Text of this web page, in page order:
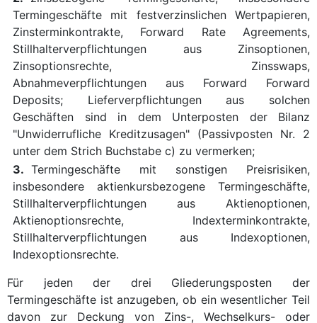
Termingeschäfte mit festverzinslichen Wertpapieren,
Zinsterminkontrakte, Forward Rate Agreements,
Stillhalterverpflichtungen aus Zinsoptionen,
Zinsoptionsrechte, Zinsswaps,
Abnahmeverpflichtungen aus Forward Forward
Deposits; Lieferverpflichtungen aus solchen
Geschäften sind in dem Unterposten der Bilanz
"Unwiderrufliche Kreditzusagen" (Passivposten Nr. 2
unter dem Strich Buchstabe c) zu vermerken;
3. Termingeschäfte mit sonstigen Preisrisiken,
insbesondere aktienkursbezogene Termingeschäfte,
Stillhalterverpflichtungen aus Aktienoptionen,
Aktienoptionsrechte, Indexterminkontrakte,
Stillhalterverpflichtungen aus Indexoptionen,
Indexoptionsrechte.
Für jeden der drei Gliederungsposten der
Termingeschäfte ist anzugeben, ob ein wesentlicher Teil
davon zur Deckung von Zins-, Wechselkurs- oder